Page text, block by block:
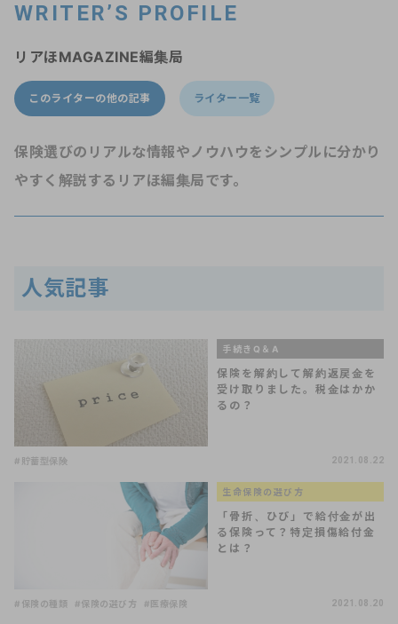
WRITER’S PROFILE
リアほMAGAZINE編集局
このライターの他の記事 ライター一覧
保険選びのリアルな情報やノウハウをシンプルに分かり
やすく解説するリアほ編集局です。
人気記事
手続きQ＆A
保険を解約して解約返戻金を
受け取りました。税金はかか
るの？
#貯蓄型保険 2021.08.22
生命保険の選び方
「骨折、ひび」で給付金が出
る保険って？特定損傷給付金
とは？
#保険の種類 #保険の選び方 #医療保険 2021.08.20